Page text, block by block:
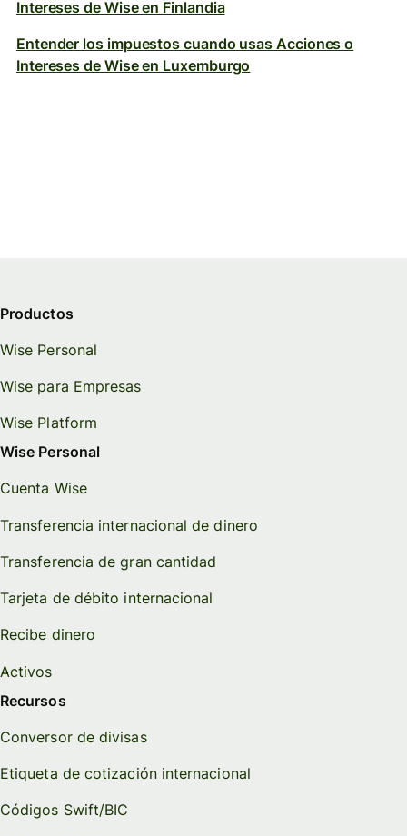
Intereses de Wise en Finlandia
Entender los impuestos cuando usas Acciones o
Intereses de Wise en Luxemburgo
Productos
Wise Personal
Wise para Empresas
Wise Platform
Wise Personal
Cuenta Wise
Transferencia internacional de dinero
Transferencia de gran cantidad
Tarjeta de débito internacional
Recibe dinero
Activos
Recursos
Conversor de divisas
Etiqueta de cotización internacional
Códigos Swift/BIC